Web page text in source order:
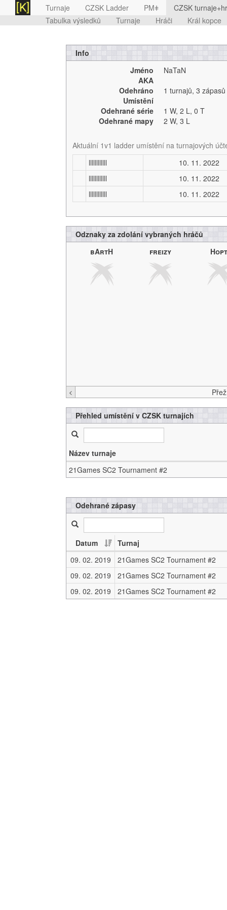
Turnaje CZSK Ladder PMǂ
CZSK
Tabulka výsledků
Turnaje Hráči Král kopce
Info
Jméno
NaTaN
AKA
Odehráno
1 turnajů, 3 zápasů
Umístění
Odehrané série
1 W, 2 L, 0 T
Odehrané mapy
2 W, 3 L
Aktuální 1v1 ladder umístění na turnajových
llllllllllll
10. 11. 2022
llllllllllll
10. 11. 2022
llllllllllll
10. 11. 2022
Odznaky za zdolání vybraných hráčů
bArtH
freizy
<
Přehled umístění v CZSK turnajích
Název turnaje
21Games SC2 Tournament #2
Odehrané zápasy
Datum
Turnaj
09. 02. 2019
21Games SC2 Tournament #2
09. 02. 2019
21Games SC2 Tournament #2
09. 02. 2019
21Games SC2 Tournament #2